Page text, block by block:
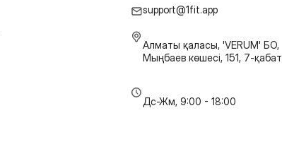
support@1fit.app
Алматы қаласы, 'VERUM' БО,
Мыңбаев көшесі, 151, 7-қабат
Дс-Жм, 9:00 - 18:00